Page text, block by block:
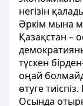
негізін
Әркім мына
Қазақстан –
түскен
оңай
өтуге
Осында